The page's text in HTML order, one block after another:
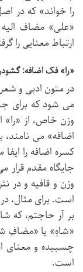
را خواند» که در
«علی» مضاف
ارتباط معنایی را
«را» فک اضافه:
در متون ادبی و
می شود که برای
وزن خاص، از «را»
اضافه» می
کسره اضافه را
جایگاه مقدم قرار
وزن و قافیه و در
است. برای مثال،
بر آر حاجتم، که
«شاهِ» یا «مضافِ
چسبیده و معنای
است.